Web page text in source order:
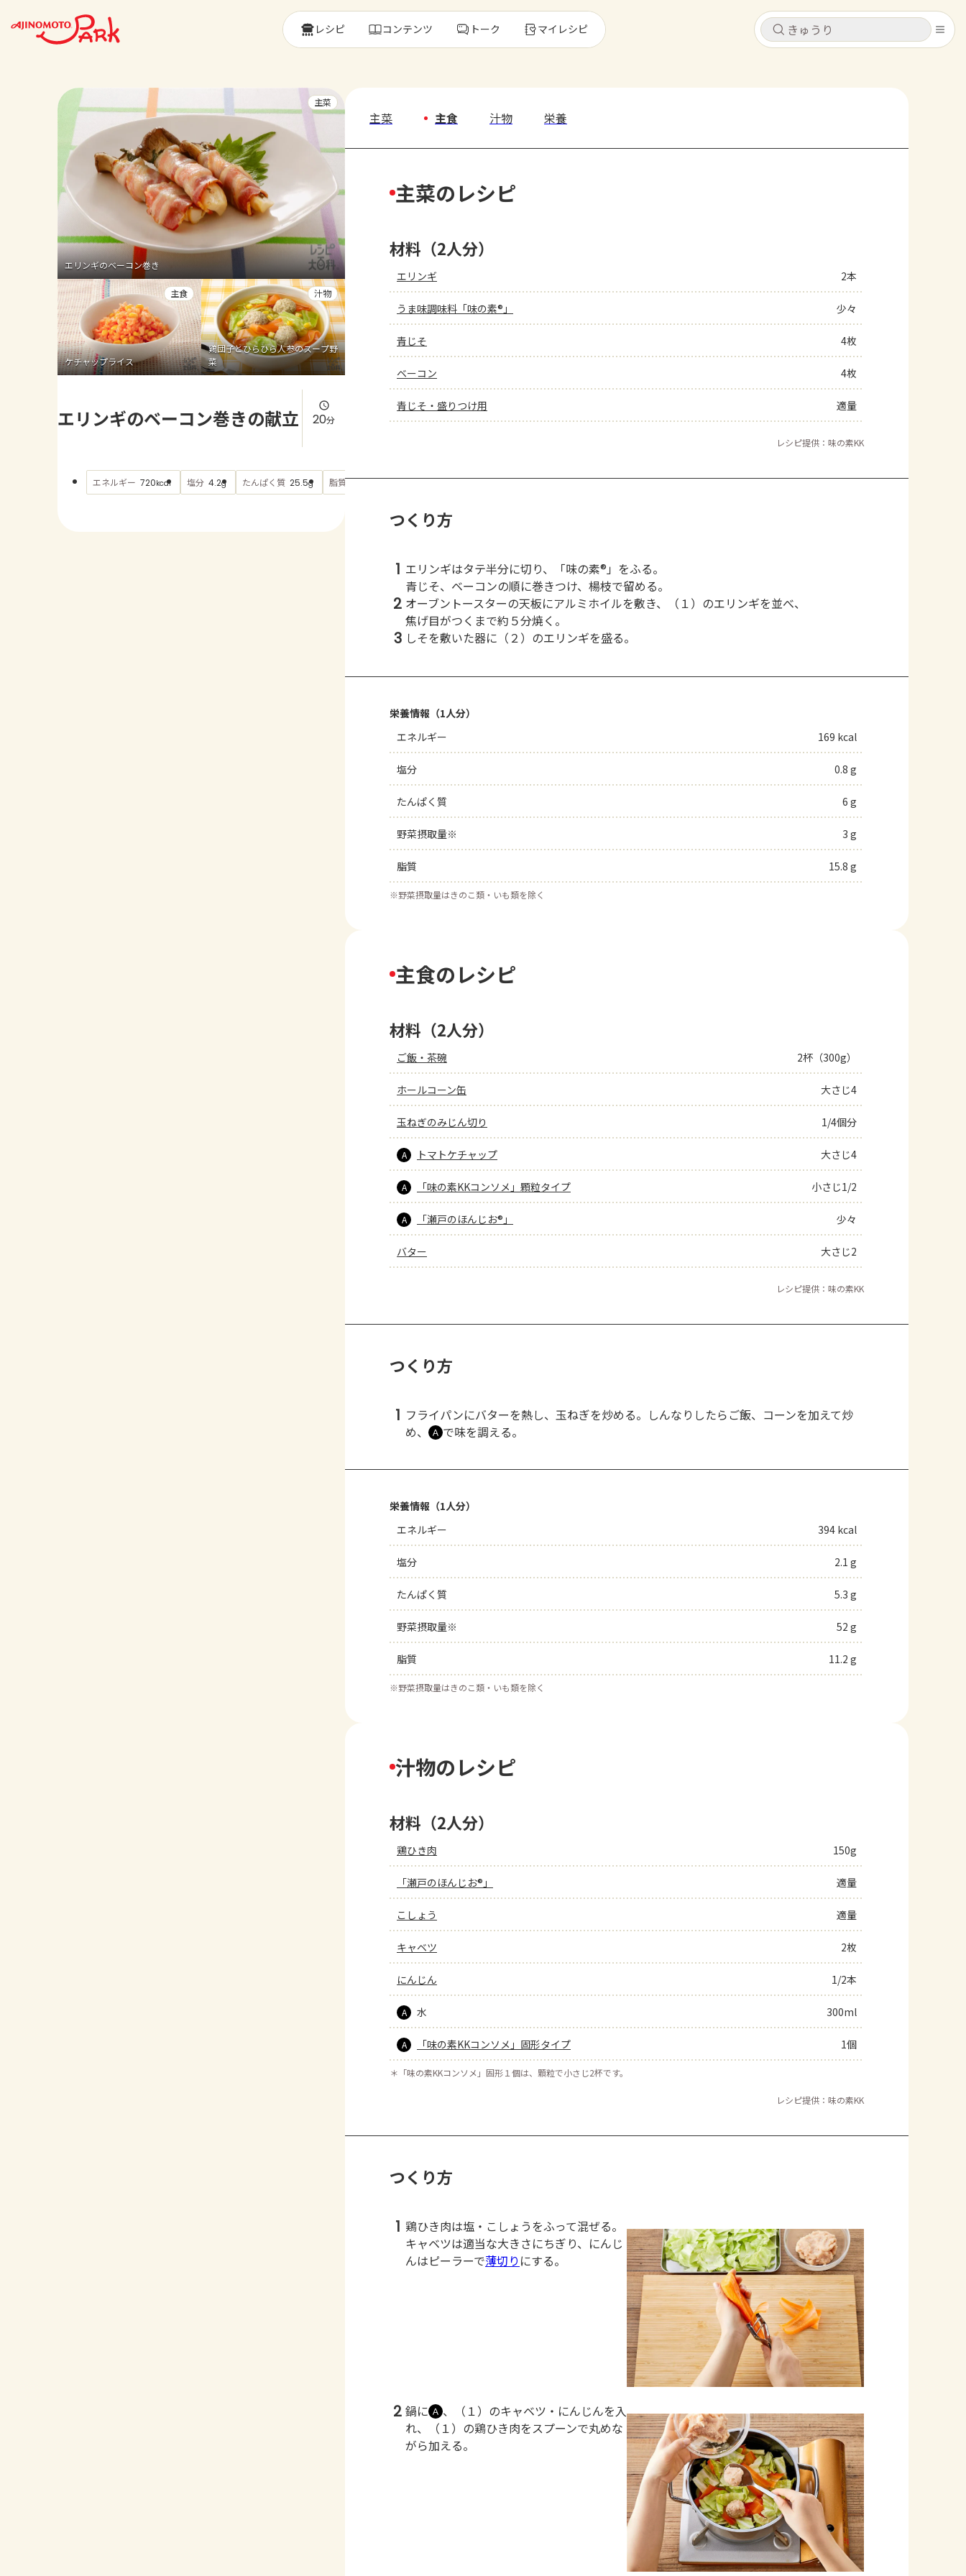
キャンセル
よくあるお問い合わせ
お買い物
キャンセル
レシピ コンテンツ トーク マイレシピ
エリンギのベーコン巻き
主菜
ケチャップライス
主食
鶏団子とひらひら人参のスープ野
菜
汁物
エリンギのベーコン巻きの献立 20分
エネルギー 720kcal 塩分 4.2g たんぱく質 25.5g 脂質 36.3 もっと見る
主菜 主食 汁物 栄養
主菜のレシピ
材料（2人分）
エリンギ 2本
うま味調味料「味の素®」 少々
青じそ 4枚
ベーコン 4枚
青じそ・盛りつけ用 適量
レシピ提供：味の素KK
つくり方
1 エリンギはタテ半分に切り、「味の素®」をふる。
青じそ、ベーコンの順に巻きつけ、楊枝で留める。
2 オーブントースターの天板にアルミホイルを敷き、（１）のエリンギを並べ、
焦げ目がつくまで約５分焼く。
3 しそを敷いた器に（２）のエリンギを盛る。
栄養情報（1人分）
エネルギー
169 kcal
塩分 0.8 g
たんぱく質 6 g
野菜摂取量※ 3 g
脂質 15.8 g
※野菜摂取量はきのこ類・いも類を除く
主食のレシピ
材料（2人分）
ご飯・茶碗 2杯（300g）
ホールコーン缶 大さじ4
玉ねぎのみじん切り 1/4個分
A トマトケチャップ 大さじ4
A 「味の素KKコンソメ」顆粒タイプ 小さじ1/2
A 「瀬戸のほんじお®」 少々
バター 大さじ2
レシピ提供：味の素KK
つくり方
1 フライパンにバターを熱し、玉ねぎを炒める。しんなりしたらご飯、コーンを加えて炒
め、
Ａ で味を調える。
栄養情報（1人分）
エネルギー
394 kcal
塩分 2.1 g
たんぱく質 5.3 g
野菜摂取量※ 52 g
脂質 11.2 g
※野菜摂取量はきのこ類・いも類を除く
汁物のレシピ
材料（2人分）
鶏ひき肉 150g
「瀬戸のほんじお®」 適量
こしょう 適量
キャベツ 2枚
にんじん 1/2本
A 水 300ml
A 「味の素KKコンソメ」固形タイプ 1個
＊ 「味の素KKコンソメ」固形１個は、顆粒で小さじ2杯です。
レシピ提供：味の素KK
つくり方
1 鶏ひき肉は塩・こしょうをふって混ぜる。
キャベツは適当な大きさにちぎり、にんじ
んはピーラーで薄切り にする。
2 鍋に Ａ 、（１）のキャベツ・にんじんを入
れ、（１）の鶏ひき肉をスプーンで丸めな
がら加える。